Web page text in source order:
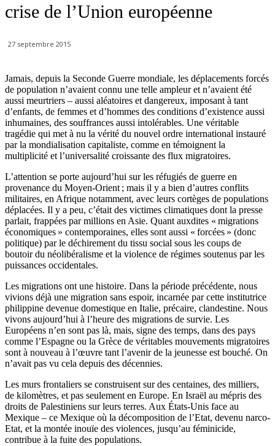
crise de l’Union européenne
27 septembre 2015
Jamais, depuis la Seconde Guerre mondiale, les déplacements forcés
de population n’avaient connu une telle ampleur et n’avaient été
aussi meurtriers – aussi aléatoires et dangereux, imposant à tant
d’enfants, de femmes et d’hommes des conditions d’existence aussi
inhumaines, des souffrances aussi intolérables. Une véritable
tragédie qui met à nu la vérité du nouvel ordre international instauré
par la mondialisation capitaliste, comme en témoignent la
multiplicité et l’universalité croissante des flux migratoires.
L’attention se porte aujourd’hui sur les réfugiés de guerre en
provenance du Moyen-Orient ; mais il y a bien d’autres conflits
militaires, en Afrique notamment, avec leurs cortèges de populations
déplacées. Il y a peu, c’était des victimes climatiques dont la presse
parlait, frappées par millions en Asie. Quant auxdites « migrations
économiques » contemporaines, elles sont aussi « forcées » (donc
politique) par le déchirement du tissu social sous les coups de
boutoir du néolibéralisme et la violence de régimes soutenus par les
puissances occidentales.
Les migrations ont une histoire. Dans la période précédente, nous
vivions déjà une migration sans espoir, incarnée par cette institutrice
philippine devenue domestique en Italie, précaire, clandestine. Nous
vivons aujourd’hui à l’heure des migrations de survie. Les
Européens n’en sont pas là, mais, signe des temps, dans des pays
comme l’Espagne ou la Grèce de véritables mouvements migratoires
sont à nouveau à l’œuvre tant l’avenir de la jeunesse est bouché. On
n’avait pas vu cela depuis des décennies.
Les murs frontaliers se construisent sur des centaines, des milliers,
de kilomètres, et pas seulement en Europe. En Israël au mépris des
droits de Palestiniens sur leurs terres. Aux États-Unis face au
Mexique – ce Mexique où la décomposition de l’Etat, devenu narco-
Etat, et la montée inouïe des violences, jusqu’au féminicide,
contribue à la fuite des populations.